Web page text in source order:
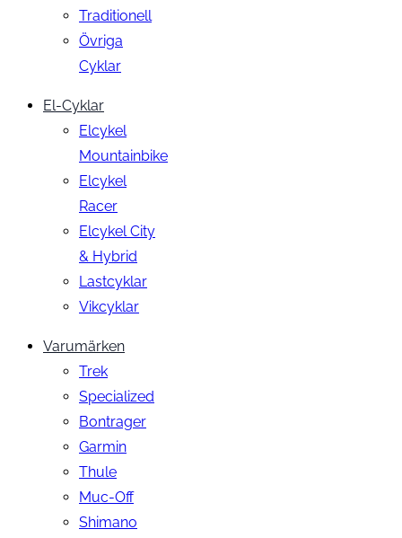
Traditionell
Övriga
Cyklar
El-Cyklar
Elcykel
Mountainbike
Elcykel
Racer
Elcykel City
& Hybrid
Lastcyklar
Vikcyklar
Varumärken
Trek
Specialized
Bontrager
Garmin
Thule
Muc-Off
Shimano